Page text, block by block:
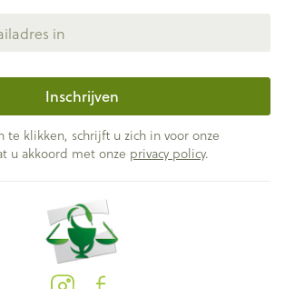
Inschrijven
te klikken, schrijft u zich in voor onze
u akkoord met onze privacy policy.